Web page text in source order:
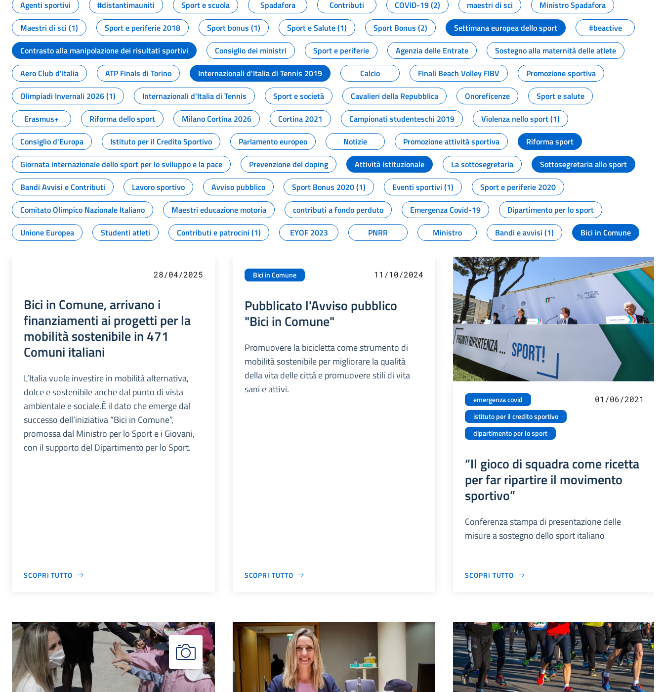
Agenti sportivi
#distantimauniti Sport e scuola Spadafora Contributi COVID-19 (2) maestri di sci
Ministro Spadafora
Maestri di sci (1)
Sport e periferie 2018 Sport bonus (1) Sport e Salute (1) Sport Bonus (2) Settimana europea dello sport
#beactive
Contrasto alla manipolazione dei risultati sportivi
Consiglio dei ministri Sport e periferie Agenzia delle Entrate
Sostegno alla maternità delle atlete
Aero Club d'Italia
ATP Finals di Torino Internazionali d'Italia di Tennis 2019 Calcio Finali Beach Volley FIBV
Promozione sportiva
Olimpiadi Invernali 2026 (1)
Internazionali d'Italia di Tennis Sport e società Cavalieri della Repubblica Onoreficenze
Sport e salute
Erasmus+
Riforma dello sport Milano Cortina 2026 Cortina 2021 Campionati studenteschi 2019
Violenza nello sport (1)
Consiglio d'Europa
Istituto per il Credito Sportivo Parlamento europeo Notizie Promozione attività sportiva
Riforma sport
Giornata internazionale dello sport per lo sviluppo e la pace
Prevenzione del doping Attività istituzionale La sottosegretaria
Sottosegretaria allo sport
Bandi Avvisi e Contributi
Lavoro sportivo Avviso pubblico Sport Bonus 2020 (1) Eventi sportivi (1)
Sport e periferie 2020
Comitato Olimpico Nazionale Italiano
Maestri educazione motoria contributi a fondo perduto Emergenza Covid-19
Dipartimento per lo sport
Unione Europea
Studenti atleti Contributi e patrocini (1) EYOF 2023 PNRR Ministro Bandi e avvisi (1) Bici in Comune
28/04/2025
Bici in Comune, arrivano i
finanziamenti ai progetti per la
mobilità sostenibile in 471
Comuni italiani
L’Italia vuole investire in mobilità alternativa,
dolce e sostenibile anche dal punto di vista
ambientale e sociale.È il dato che emerge dal
successo dell’iniziativa “Bici in Comune”,
promossa dal Ministro per lo Sport e i Giovani,
con il supporto del Dipartimento per lo Sport.
SCOPRI TUTTO
Bici in Comune 11/10/2024
Pubblicato l'Avviso pubblico
"Bici in Comune"
Promuovere la bicicletta come strumento di
mobilità sostenibile per migliorare la qualità
della vita delle città e promuovere stili di vita
sani e attivi.
SCOPRI TUTTO
emergenza covid
istituto per il credito sportivo
dipartimento per lo sport
01/06/2021
“Il gioco di squadra come ricetta
per far ripartire il movimento
sportivo”
Conferenza stampa di presentazione delle
misure a sostegno dello sport italiano
SCOPRI TUTTO